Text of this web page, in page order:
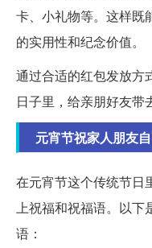
卡、小礼物等。这样既
的实用性和纪念价值。
通过合适的红包发放方
日子里，给亲朋好友带
元宵节祝家人朋友
在元宵节这个传统节日
上祝福和祝福语。以下
语：